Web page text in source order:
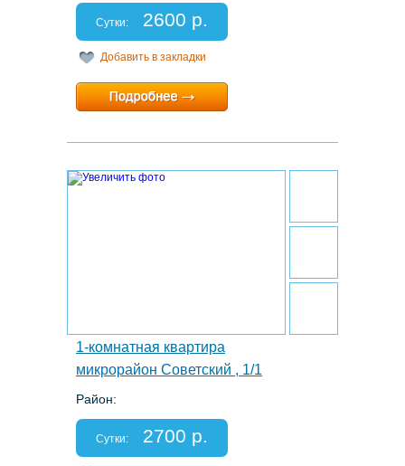
Спальных мест: 2+1
Отчетные документы: есть
Сутки: 2600 р.
Добавить в закладки
Минимальный срок:1 суток
Расчетный час:12:00
1-комнатная квартира
микрорайон Советский , 1/1
Район:
Спальных мест: 2
Отчетные документы: есть
Сутки: 2700 р.